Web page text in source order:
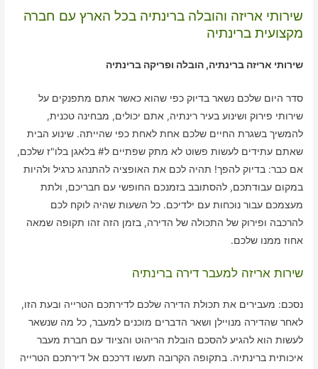
שירותי אריזה והובלה ברינתיה בכל הארץ עם חברה
מקצועית ברינתיה
שירותי אריזה ברינתיה, הובלה ופריקה ברינתיה
סדר היום שלכם נשאר בדיוק כפי שהוא כאשר אתם מתפנקים על
שירותי פירוק ושינוע בעיר רינתיה, אתם יכולים, מבחינה טכנית,
להמשיך בשגרת החיים שלכם אחת לאחת כפי שהייתה. שינוע הבית
שאתם עתידים לעשות פשוט לא מתק שפתיים ל# בלאגן בלו"ז שלכם,
אם כבר: בדיוק להפך! תהיה לכם את האופציה להתנהג כרגיל ולהיות
במקום עבודתכם, להסתובב בזמנכם החופשי עם חבריכם, ולתת
מעצמכם עבור נוכחות עם ילדיכם. כל השעות שהיה לוקח לכם
להרכבה ופירוק של התכולה של הדירה, בזמן הזה זהו תקופה שמאה
אחוז ממנו שלכם.
שירות אריזה למעבר דירה ברינתיה
נסכם: מעבירים את תכולת הדירה שלכם לדירתכם הטרייה ובעת הזו,
לאחר שהדירה מנויילן ושאר הדברים מוכנים למעבר, כל מה שנשאר
לעשות הוא להגיע להסכם הובלת הריהוט והציוד עם חברת מעבר
איכותית ברינתיה. בתקופה הקרובה תעשו דרככם אל דירתכם הטרייה